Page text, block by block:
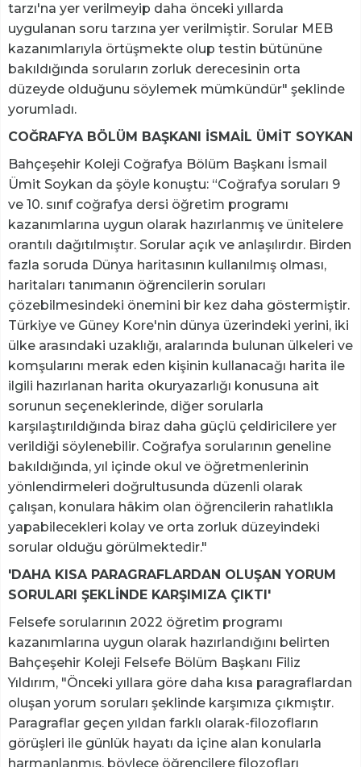
tarzı'na yer verilmeyip daha önceki yıllarda
uygulanan soru tarzına yer verilmiştir. Sorular MEB
kazanımlarıyla örtüşmekte olup testin bütününe
bakıldığında soruların zorluk derecesinin orta
düzeyde olduğunu söylemek mümkündür" şeklinde
yorumladı.
COĞRAFYA BÖLÜM BAŞKANI İSMAİL ÜMİT SOYKAN
Bahçeşehir Koleji Coğrafya Bölüm Başkanı İsmail
Ümit Soykan da şöyle konuştu: “Coğrafya soruları 9
ve 10. sınıf coğrafya dersi öğretim programı
kazanımlarına uygun olarak hazırlanmış ve ünitelere
orantılı dağıtılmıştır. Sorular açık ve anlaşılırdır. Birden
fazla soruda Dünya haritasının kullanılmış olması,
haritaları tanımanın öğrencilerin soruları
çözebilmesindeki önemini bir kez daha göstermiştir.
Türkiye ve Güney Kore'nin dünya üzerindeki yerini, iki
ülke arasındaki uzaklığı, aralarında bulunan ülkeleri ve
komşularını merak eden kişinin kullanacağı harita ile
ilgili hazırlanan harita okuryazarlığı konusuna ait
sorunun seçeneklerinde, diğer sorularla
karşılaştırıldığında biraz daha güçlü çeldiricilere yer
verildiği söylenebilir. Coğrafya sorularının geneline
bakıldığında, yıl içinde okul ve öğretmenlerinin
yönlendirmeleri doğrultusunda düzenli olarak
çalışan, konulara hâkim olan öğrencilerin rahatlıkla
yapabilecekleri kolay ve orta zorluk düzeyindeki
sorular olduğu görülmektedir."
'DAHA KISA PARAGRAFLARDAN OLUŞAN YORUM
SORULARI ŞEKLİNDE KARŞIMIZA ÇIKTI'
Felsefe sorularının 2022 öğretim programı
kazanımlarına uygun olarak hazırlandığını belirten
Bahçeşehir Koleji Felsefe Bölüm Başkanı Filiz
Yıldırım, "Önceki yıllara göre daha kısa paragraflardan
oluşan yorum soruları şeklinde karşımıza çıkmıştır.
Paragraflar geçen yıldan farklı olarak-filozofların
görüşleri ile günlük hayatı da içine alan konularla
harmanlanmış, böylece öğrencilere filozofları